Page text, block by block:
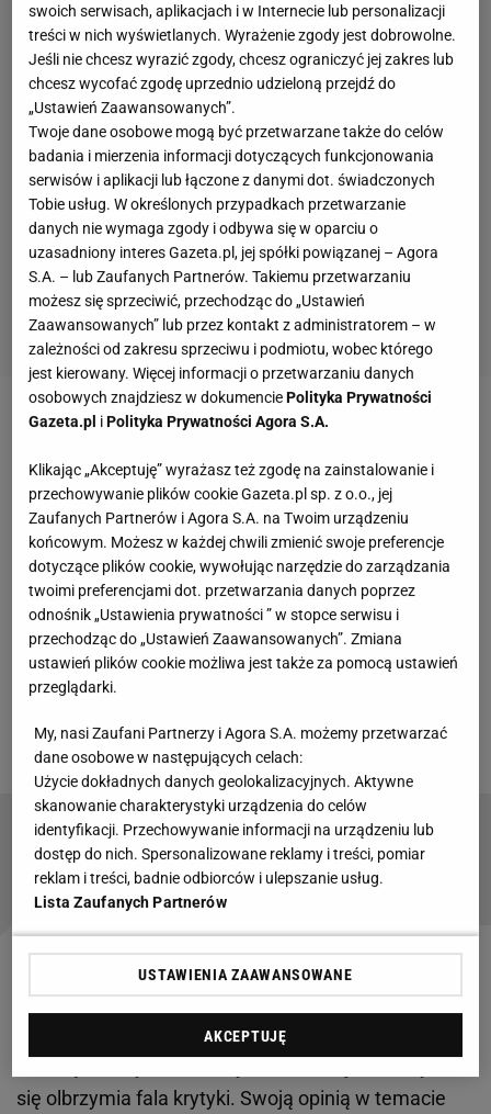
Zobacz wideoSport.pl PLUS
Nie pomogło także doświadczenie Piotra
Zielińskiego,Roberta Lewandowskiegoczy
grających w linii obrony Tomasza Kędziory i Jakuba
Kiwiora. Gole padały po indywidualnych błędach -
Jaremczuk trafił do siatki po kontrataku, który
wywiązał się w wyniku straty Piotrowskiego.
Jarmołenko z kolei zdobył jedną z najłatwiejszych
nic, by zatrzymać akcję Ukraińców.
Największa gwiazda nie jedzie na MŚ. Potępia
działania rządu
Dudek nie szczędził słów krytyki. "Coś takiego nie
powinno mieć miejsca"
się olbrzymia fala krytyki. Swoją opinią w temacie
swoich serwisach, aplikacjach i w Internecie lub personalizacji
treści w nich wyświetlanych. Wyrażenie zgody jest dobrowolne.
Jeśli nie chcesz wyrazić zgody, chcesz ograniczyć jej zakres lub
chcesz wycofać zgodę uprzednio udzieloną przejdź do
„Ustawień Zaawansowanych”.
Twoje dane osobowe mogą być przetwarzane także do celów
badania i mierzenia informacji dotyczących funkcjonowania
serwisów i aplikacji lub łączone z danymi dot. świadczonych
Tobie usług. W określonych przypadkach przetwarzanie
danych nie wymaga zgody i odbywa się w oparciu o
uzasadniony interes Gazeta.pl, jej spółki powiązanej – Agora
S.A. – lub Zaufanych Partnerów. Takiemu przetwarzaniu
możesz się sprzeciwić, przechodząc do „Ustawień
Zaawansowanych” lub przez kontakt z administratorem – w
zależności od zakresu sprzeciwu i podmiotu, wobec którego
jest kierowany. Więcej informacji o przetwarzaniu danych
osobowych znajdziesz w dokumenciePolityka Prywatności
Gazeta.pl iPolityka Prywatności Agora S.A.
Klikając „Akceptuję” wyrażasz też zgodę na zainstalowanie i
przechowywanie plików cookie Gazeta.pl sp. z o.o., jej
Zaufanych Partnerów i Agora S.A. na Twoim urządzeniu
końcowym. Możesz w każdej chwili zmienić swoje preferencje
dotyczące plików cookie, wywołując narzędzie do zarządzania
twoimi preferencjami dot. przetwarzania danych poprzez
odnośnik „Ustawienia prywatności ” w stopce serwisu i
przechodząc do „Ustawień Zaawansowanych”. Zmiana
ustawień plików cookie możliwa jest także za pomocą ustawień
przeglądarki.
My, nasi Zaufani Partnerzy i Agora S.A. możemy przetwarzać
dane osobowe w następujących celach:
Użycie dokładnych danych geolokalizacyjnych. Aktywne
skanowanie charakterystyki urządzenia do celów
identyfikacji. Przechowywanie informacji na urządzeniu lub
dostęp do nich. Spersonalizowane reklamy i treści, pomiar
reklam i treści, badnie odbiorców i ulepszanie usług.
Lista Zaufanych Partnerów
USTAWIENIA ZAAWANSOWANE
AKCEPTUJĘ